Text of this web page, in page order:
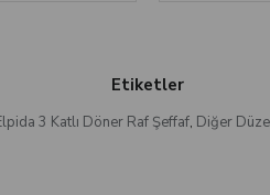
Etiketler
3 Katlı Döner Raf Şeffaf, Diğer